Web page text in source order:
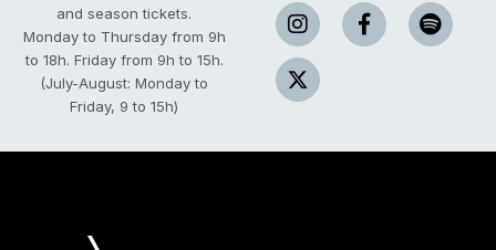
and season tickets.
Monday to Thursday from 9h
to 18h. Friday from 9h to 15h.
(July-August: Monday to
Friday, 9 to 15h)